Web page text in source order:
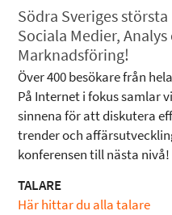
Södra Sveriges
Sociala Medier,
Marknadsföring!
Över 400 besökare från
På Internet i fokus samlar
sinnena för att diskutera
trender och
konferensen till nästa nivå!
TALARE
Här hittar du alla talare